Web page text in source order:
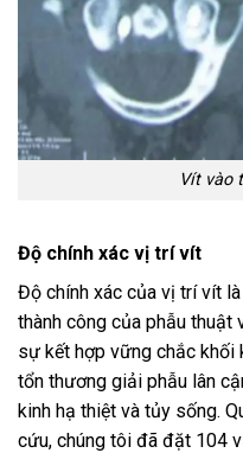
Vít vào
Độ chính xác vị trí vít
Độ chính xác của vị trí vít
thành công của phẫu
sự kết hợp vững chắc khối
tổn thương giải phẫu lân
kinh hạ thiệt và tủy sống.
cứu, chúng tôi đã đặt 104